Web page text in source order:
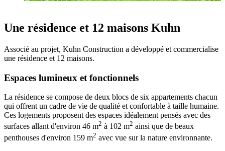
Une résidence et 12 maisons Kuhn
Associé au projet, Kuhn Construction a développé et commercialise
une résidence et 12 maisons.
Espaces lumineux et fonctionnels
La résidence se compose de deux blocs de six appartements chacun
qui offrent un cadre de vie de qualité et confortable à taille humaine.
Ces logements proposent des espaces idéalement pensés avec des
surfaces allant d'environ 46 m2 à 102 m2 ainsi que de beaux
penthouses d'environ 159 m2 avec vue sur la nature environnante.